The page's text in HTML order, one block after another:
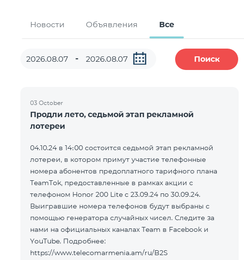
Новости Объявления Все
Поиск
03 October
Продли лето, седьмой этап рекламной
лотереи
04.10.24 в 14։00 состоится седьмой этап рекламной
лотереи, в котором примут участие телефонные
номера абонентов предоплатного тарифного плана
TeamTok, предоставленные в рамках акции с
телефоном Honor 200 Lite с 23.09.24 по 30.09.24.
Выигравшие номера телефонов будут выбраны с
помощью генератора случайных чисел. Следите за
нами на официальных каналах Team в Facebook и
YouTube. Подробнее:
https://www.telecomarmenia.am/ru/B2S